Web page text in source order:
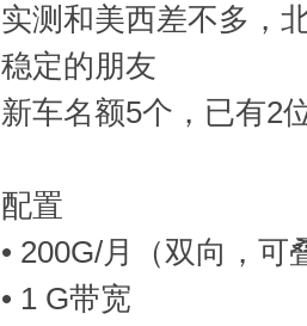
实测和美西差不多，
稳定的朋友
新车名额5个，已有2
配置
• 200G/月（双向，可
• 1 G带宽